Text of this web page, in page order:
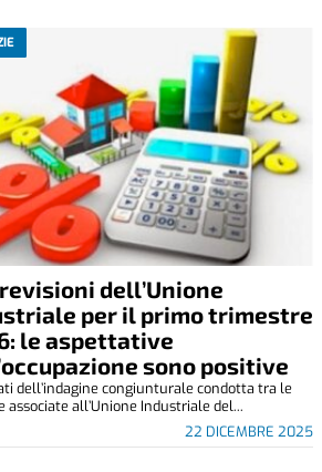
dell’Unione
per il primo trimestre
le aspettative
sono positive
22 DICEMBRE 2025
dell’indagine congiunturale condotta tra le
associate all’Unione Industriale del...